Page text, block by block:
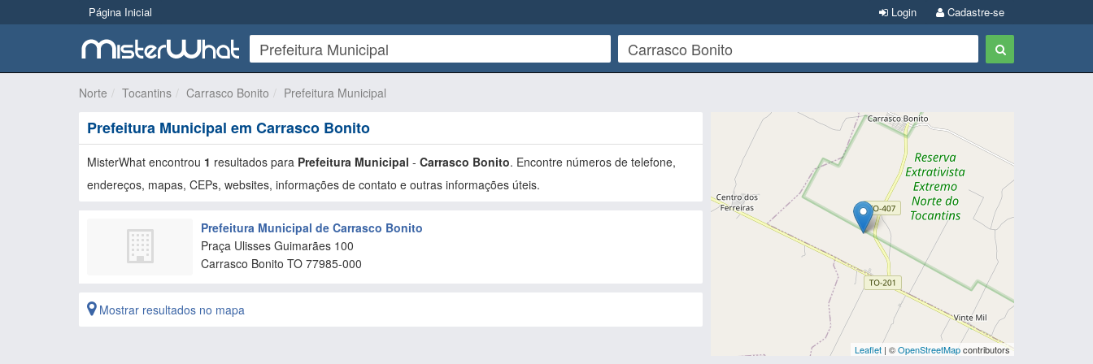
Página Inicial Cadastre-se
Login
Norte Tocantins Carrasco Bonito Prefeitura Municipal
Prefeitura Municipal em Carrasco Bonito
MisterWhat encontrou 1 resultados para Prefeitura Municipal - Carrasco Bonito. Encontre números de telefone,
endereços, mapas, CEPs, websites, informações de contato e outras informações úteis.
Prefeitura Municipal de Carrasco Bonito
Praça Ulisses Guimarães 100
Carrasco Bonito TO 77985-000
Mostrar resultados no mapa
Leaflet| ©OpenStreetMapcontributors